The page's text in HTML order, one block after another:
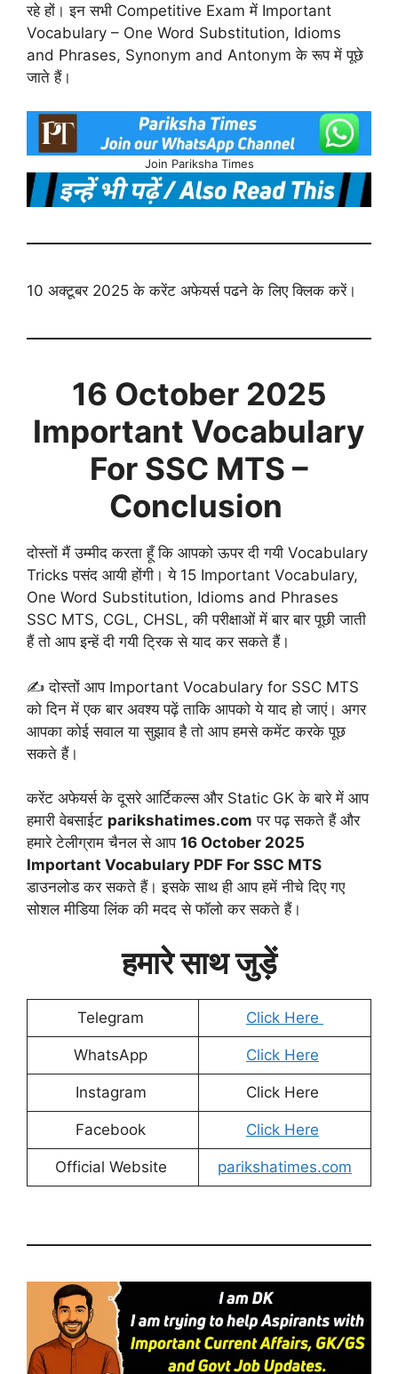
रहे हों। इन सभी Competitive Exam में Important
Vocabulary – One Word Substitution, Idioms
and Phrases, Synonym and Antonym के रूप में पूछे
जाते हैं।
Join Pariksha Times
10 अक्टूबर 2025 के करेंट अफेयर्स पढने के लिए क्लिक करें।
16 October 2025
Important Vocabulary
For SSC MTS –
Conclusion
दोस्तों मैं उम्मीद करता हूँ कि आपको ऊपर दी गयी Vocabulary
Tricks पसंद आयी होंगी। ये 15 Important Vocabulary,
One Word Substitution, Idioms and Phrases
SSC MTS, CGL, CHSL, की परीक्षाओं में बार बार पूछी जाती
हैं तो आप इन्हें दी गयी ट्रिक से याद कर सकते हैं।
✍️ दोस्तों आप Important Vocabulary for SSC MTS
को दिन में एक बार अवश्य पढ़ें ताकि आपको ये याद हो जाएं। अगर
आपका कोई सवाल या सुझाव है तो आप हमसे कमेंट करके पूछ
सकते हैं।
करेंट अफेयर्स के दूसरे आर्टिकल्स और Static GK के बारे में आप
हमारी वेबसाईट parikshatimes.com पर पढ़ सकते हैं और
हमारे टेलीग्राम चैनल से आप 16 October 2025
Important Vocabulary PDF For SSC MTS
डाउनलोड कर सकते हैं। इसके साथ ही आप हमें नीचे दिए गए
सोशल मीडिया लिंक की मदद से फॉलो कर सकते हैं।
हमारे साथ जुड़ें
Telegram Click Here
WhatsApp Click Here
Instagram Click Here
Facebook Click Here
Official Website parikshatimes.com